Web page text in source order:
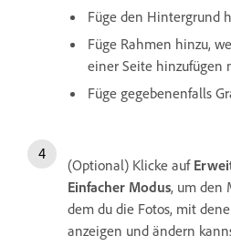
Füge den Hintergrund
Füge Rahmen hinzu,
einer Seite hinzufügen
Füge gegebenenfalls
(Optional) Klicke auf
Einfacher Modus, um den
dem du die Fotos, mit
anzeigen und ändern